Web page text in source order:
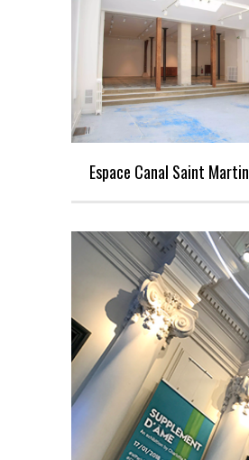
Espace Canal Saint Martin